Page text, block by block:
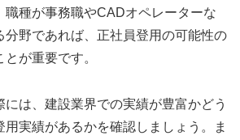
職種が事務職やCADオペレーターな
分野であれば、正社員登用の可能性の
が重要です。
は、建設業界での実績が豊富かどう
実績があるかを確認しましょう。ま